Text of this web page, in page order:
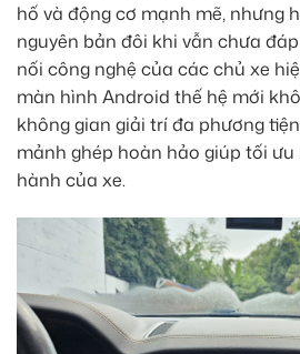
hố và động cơ mạnh mẽ, nhưng
nguyên bản đôi khi vẫn chưa
nối công nghệ của các chủ xe
màn hình Android thế hệ mới
không gian giải trí đa phương
mảnh ghép hoàn hảo giúp tối
hành của xe.